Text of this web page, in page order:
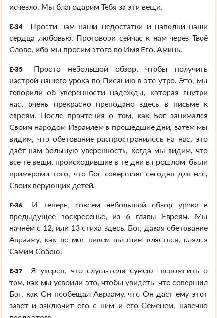
исчезло. Мы благодарим Тебя за эти вещи.
E-34
Прости нам наши недостатки и наполни наши
сердца любовью. Проговори сейчас к нам через Твоё
Слово, ибо мы просим этого во Имя Его. Аминь.
E-35
Просто небольшой обзор, чтобы получить
настрой нашего урока по Писанию в это утро. Это, мы
говорили об уверенности надежды, которая внутри
нас, очень прекрасно преподано здесь в письме к
евреям. После прочтения о том, как Бог занимался
Своим народом Израилем в прошедшие дни, затем мы
видим, что обетование распространилось на нас, это
даёт нам большую уверенность, когда мы видим, что
все те вещи, происходившие в те дни в прошлом, были
примерами того, что Бог совершает сегодня для нас,
Своих верующих детей.
E-36
И теперь, совсем небольшой обзор урока в
предыдущее воскресенье, из 6 главы Евреям. Мы
начнём с 12, или 13 стиха здесь. Бог, давая обетование
Аврааму, как не мог никем высшим клясться, клялся
Самим Собою.
E-37
Я уверен, что слушатели сумеют вспомнить о
том, как мы усвоили это, чтобы увидеть, что совершил
Бог, как Он пообещал Аврааму, что Он даст ему этот
завет и заключит его с ним и его Семенем, навечно